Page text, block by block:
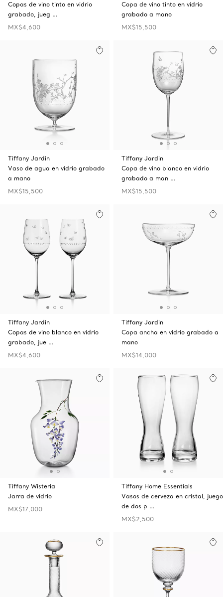
Copas de vino tinto en vidrio
grabado, jueg …
MX$4,600
Copa de vino tinto en vidrio
grabado a mano
MX$15,500
Tiffany Jardin
Vaso de agua en vidrio grabado
a mano
MX$15,500
Tiffany Jardin
Copa de vino blanco en vidrio
grabado a man …
MX$15,500
Tiffany Jardin
Copas de vino blanco en vidrio
grabado, jue …
MX$4,600
Tiffany Jardin
Copa ancha en vidrio grabado a
mano
MX$14,000
Tiffany Wisteria
Jarra de vidrio
MX$17,000
Tiffany Home Essentials
Vasos de cerveza en cristal, juego
de dos p …
MX$2,500